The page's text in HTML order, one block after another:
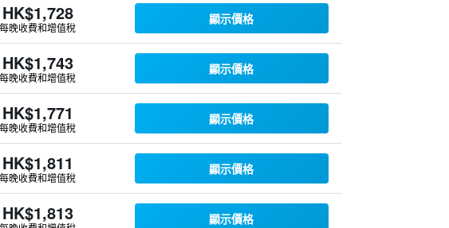
HK$1,728
每晚收費和增值稅
顯示價格
HK$1,743
每晚收費和增值稅
顯示價格
HK$1,771
每晚收費和增值稅
顯示價格
HK$1,811
每晚收費和增值稅
顯示價格
HK$1,813 顯示價格